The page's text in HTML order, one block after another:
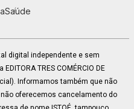
Saúde
digital independente e sem
TRES COMÉRCIO DE
Informamos também que não
oferecemos cancelamento do